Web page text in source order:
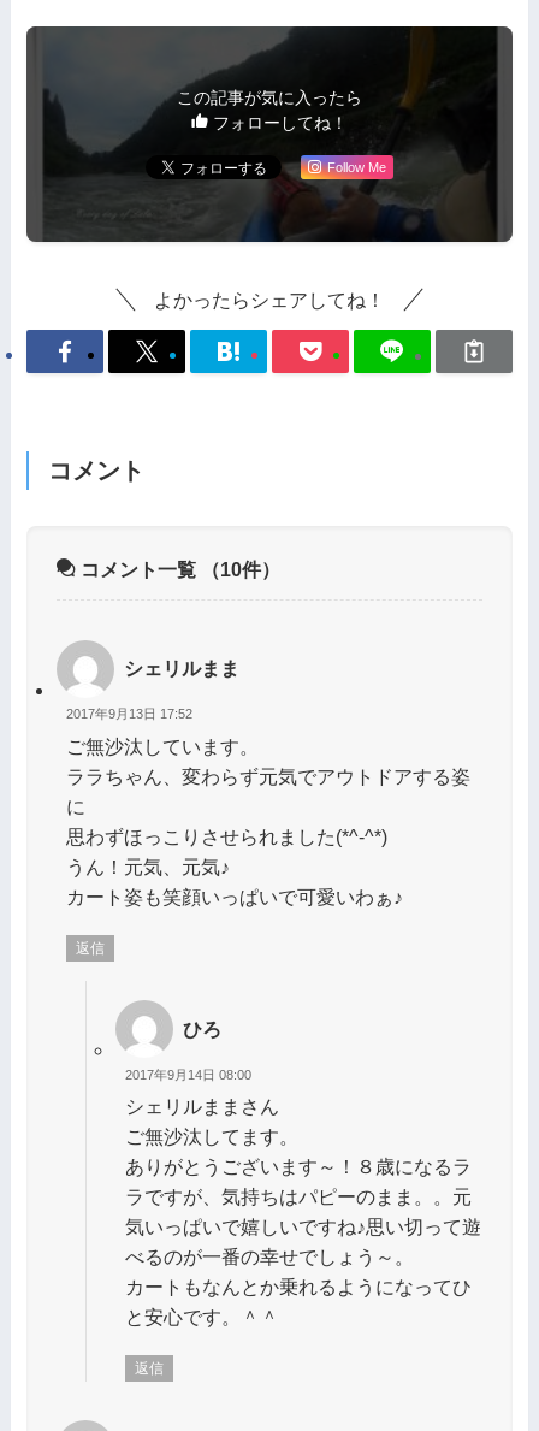
この記事が気に入ったら
フォローしてね！
Follow Me
よかったらシェアしてね！
コメント
コメント一覧 （10件）
シェリルまま
2017年9月13日 17:52
ご無沙汰しています。
ララちゃん、変わらず元気でアウトドアする姿
に
思わずほっこりさせられました(*^-^*)
うん！元気、元気♪
カート姿も笑顔いっぱいで可愛いわぁ♪
返信
ひろ
2017年9月14日 08:00
シェリルままさん
ご無沙汰してます。
ありがとうございます～！８歳になるラ
ラですが、気持ちはパピーのまま。。元
気いっぱいで嬉しいですね♪思い切って遊
べるのが一番の幸せでしょう～。
カートもなんとか乗れるようになってひ
と安心です。＾＾
返信